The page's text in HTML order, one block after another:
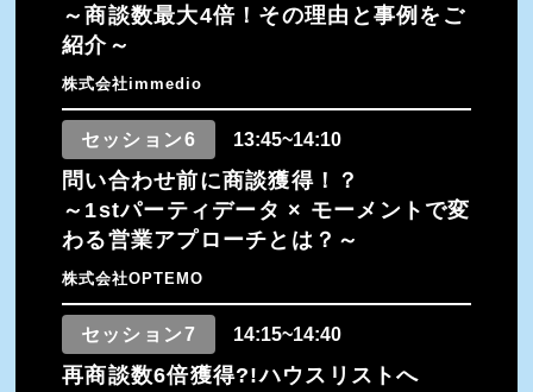
～商談数最大4倍！その理由と事例をご
紹介～
株式会社immedio
セッション6 13:45~14:10
問い合わせ前に商談獲得！？
～1stパーティデータ × モーメントで変
わる営業アプローチとは？～
株式会社OPTEMO
セッション7 14:15~14:40
再商談数6倍獲得?!ハウスリストへ